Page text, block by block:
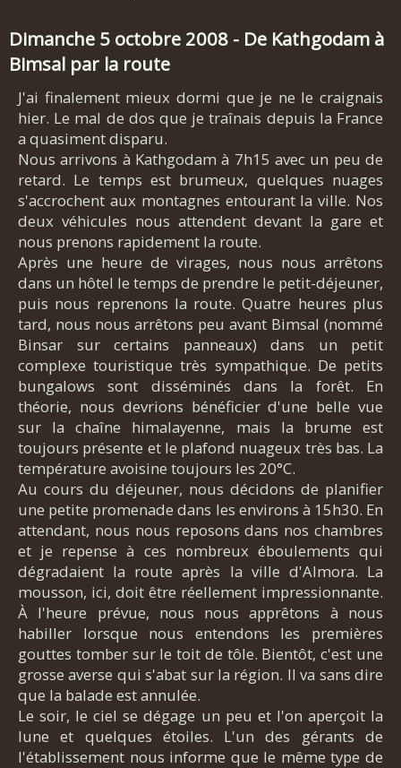
Dimanche 5 octobre 2008 - De Kathgodam à
Bimsal par la route
J'ai finalement mieux dormi que je ne le craignais
hier. Le mal de dos que je traînais depuis la France
a quasiment disparu.
Nous arrivons à Kathgodam à 7h15 avec un peu de
retard. Le temps est brumeux, quelques nuages
s'accrochent aux montagnes entourant la ville. Nos
deux véhicules nous attendent devant la gare et
nous prenons rapidement la route.
Après une heure de virages, nous nous arrêtons
dans un hôtel le temps de prendre le petit-déjeuner,
puis nous reprenons la route. Quatre heures plus
tard, nous nous arrêtons peu avant Bimsal (nommé
Binsar sur certains panneaux) dans un petit
complexe touristique très sympathique. De petits
bungalows sont disséminés dans la forêt. En
théorie, nous devrions bénéficier d'une belle vue
sur la chaîne himalayenne, mais la brume est
toujours présente et le plafond nuageux très bas. La
température avoisine toujours les 20°C.
Au cours du déjeuner, nous décidons de planifier
une petite promenade dans les environs à 15h30. En
attendant, nous nous reposons dans nos chambres
et je repense à ces nombreux éboulements qui
dégradaient la route après la ville d'Almora. La
mousson, ici, doit être réellement impressionnante.
À l'heure prévue, nous nous apprêtons à nous
habiller lorsque nous entendons les premières
gouttes tomber sur le toit de tôle. Bientôt, c'est une
grosse averse qui s'abat sur la région. Il va sans dire
que la balade est annulée.
Le soir, le ciel se dégage un peu et l'on aperçoit la
lune et quelques étoiles. L'un des gérants de
l'établissement nous informe que le même type de